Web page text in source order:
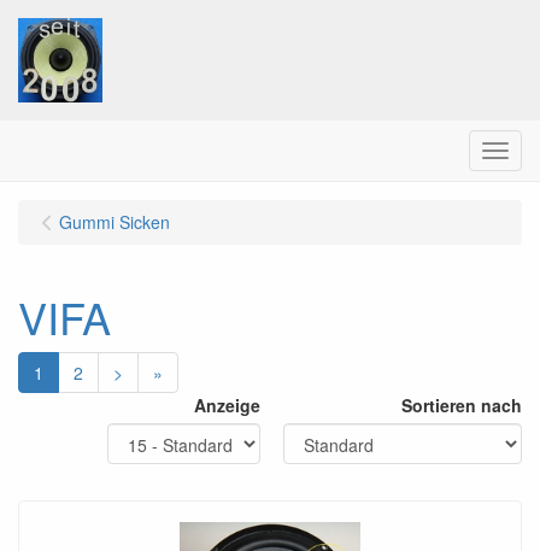
Menu
Gummi Sicken
VIFA
1 2 >
»
Anzeige
Sortieren nach